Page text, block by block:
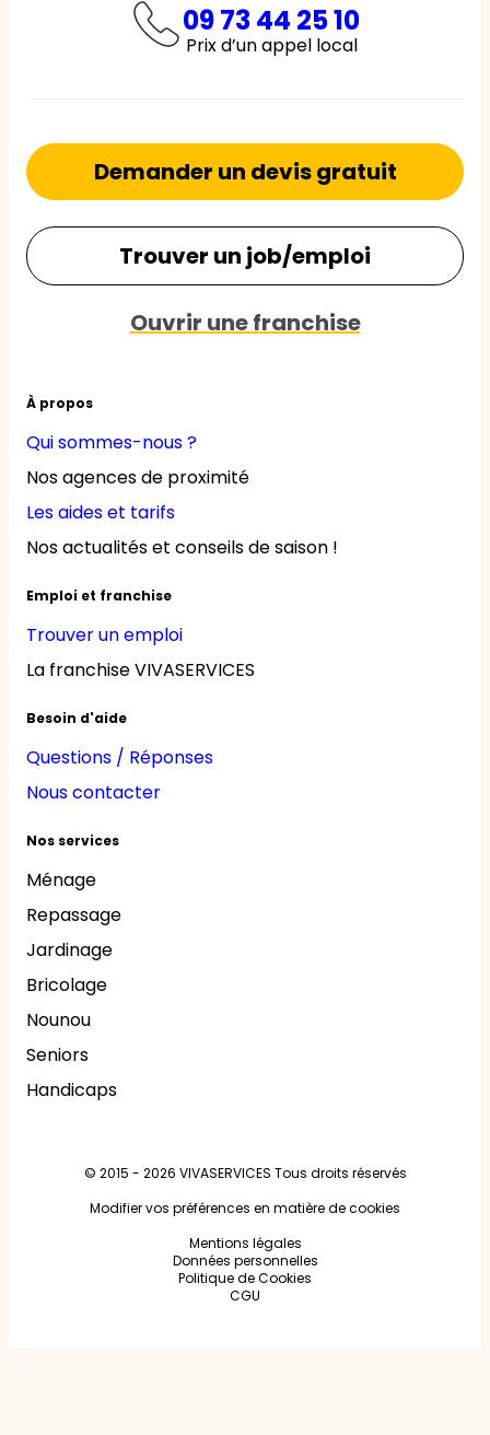
09 73 44 25 10
Prix d’un appel local
À propos
Qui sommes-nous ?
Nos agences de proximité
Les aides et tarifs
Nos actualités et conseils de saison !
Emploi et franchise
Trouver un emploi
La franchise VIVASERVICES
Besoin d'aide
Questions / Réponses
Nous contacter
Nos services
Ménage
Repassage
Jardinage
Bricolage
Nounou
Seniors
Handicaps
Demander un devis gratuit
Trouver un job/emploi
Ouvrir une franchise
© 2015 - 2026 VIVASERVICES Tous droits réservés
Modifier vos préférences en matière de cookies
Mentions légales
Données personnelles
Politique de Cookies
CGU